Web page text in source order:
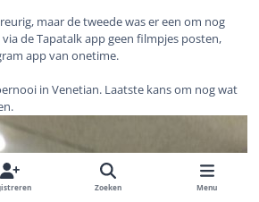
maar de tweede was er een om nog
de Tapatalk app geen filmpjes posten,
app van onetime.
in Venetian. Laatste kans om nog wat
Zoeken Menu